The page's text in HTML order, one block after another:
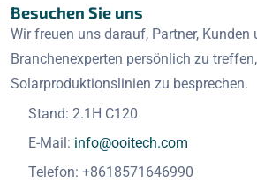
Besuchen Sie uns
Wir freuen uns darauf, Partner, Kunden
Branchenexperten persönlich zu
Solarproduktionslinien zu besprechen.
Stand: 2.1H C120
E-Mail: info@ooitech.com
Telefon: +8618571646990